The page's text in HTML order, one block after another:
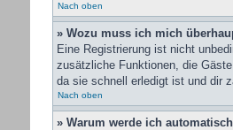
Nach oben
» Wozu muss ich mich
Eine Registrierung ist nicht
zusätzliche Funktionen, die
da sie schnell erledigt ist und dir
Nach oben
» Warum werde ich